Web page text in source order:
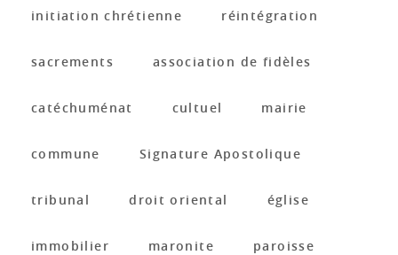
initiation chrétienne réintégration
sacrements association de fidèles
catéchuménat cultuel mairie
commune Signature Apostolique
tribunal droit oriental église
immobilier maronite paroisse